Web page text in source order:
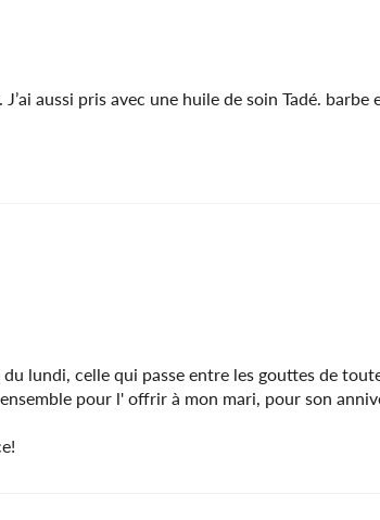
aussi pris avec une huile de soin Tadé. barbe
lundi, celle qui passe entre les gouttes de
pour l' offrir à mon mari, pour son